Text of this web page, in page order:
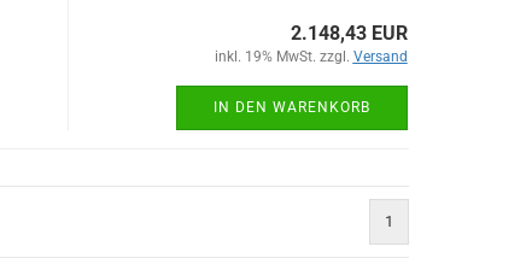
2.148,43 EUR
inkl. 19% MwSt. zzgl. Versand
IN DEN WARENKORB
1